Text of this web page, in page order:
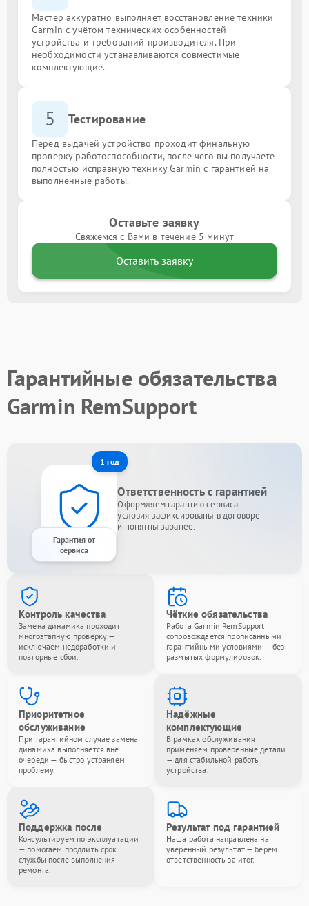
Мастер аккуратно выполняет восстановление техники
Garmin с учётом технических особенностей
устройства и требований производителя. При
необходимости устанавливаются совместимые
комплектующие.
5 Тестирование
Перед выдачей устройство проходит финальную
проверку работоспособности, после чего вы получаете
полностью исправную технику Garmin с гарантией на
выполненные работы.
Оставьте заявку
Свяжемся с Вами в течение 5 минут
Оставить заявку
Гарантийные обязательства
Garmin RemSupport
1 год
Гарантия от
сервиса
Ответственность с гарантией
Оформляем гарантию сервиса —
условия зафиксированы в договоре
и понятны заранее.
Контроль качества
Замена динамика проходит
многоэтапную проверку —
исключаем недоработки и
повторные сбои.
Чёткие обязательства
Работа Garmin RemSupport
сопровождается прописанными
гарантийными условиями — без
размытых формулировок.
Приоритетное
обслуживание
При гарантийном случае замена
динамика выполняется вне
очереди — быстро устраняем
проблему.
Надёжные
комплектующие
В рамках обслуживания
применяем проверенные детали
— для стабильной работы
устройства.
Поддержка после
Консультируем по эксплуатации
— помогаем продлить срок
службы после выполнения
ремонта.
Результат под гарантией
Наша работа направлена на
уверенный результат — берём
ответственность за итог.